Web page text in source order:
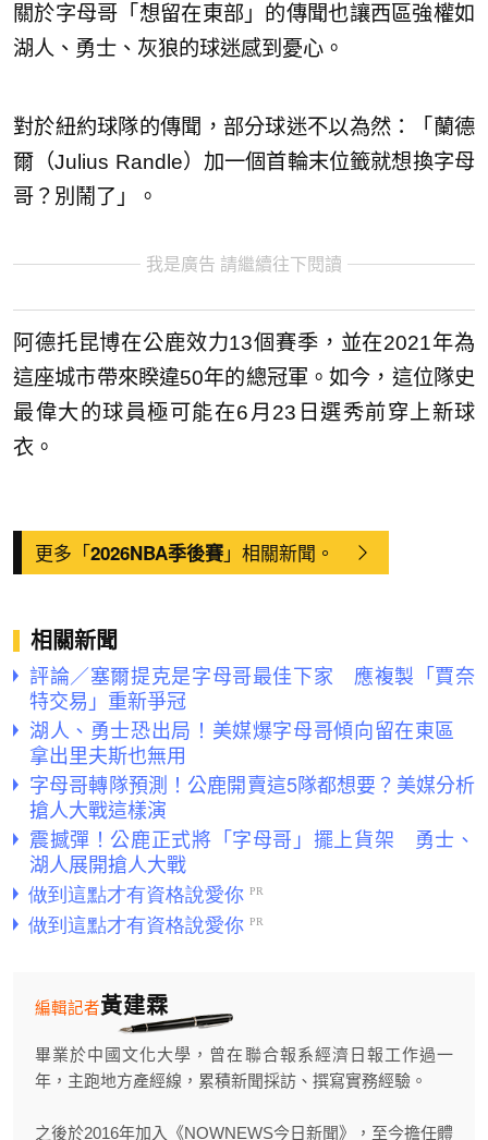
關於字母哥「想留在東部」的傳聞也讓西區強權如
湖人、勇士、灰狼的球迷感到憂心。
對於紐約球隊的傳聞，部分球迷不以為然：「蘭德
爾（Julius Randle）加一個首輪末位籤就想換字母
哥？別鬧了」。
我是廣告 請繼續往下閱讀
阿德托昆博在公鹿效力13個賽季，並在2021年為
這座城市帶來睽違50年的總冠軍。如今，這位隊史
最偉大的球員極可能在6月23日選秀前穿上新球
衣。
更多「2026NBA季後賽」相關新聞。
相關新聞
評論／塞爾提克是字母哥最佳下家 應複製「賈奈
特交易」重新爭冠
湖人、勇士恐出局！美媒爆字母哥傾向留在東區
拿出里夫斯也無用
字母哥轉隊預測！公鹿開賣這5隊都想要？美媒分析
搶人大戰這樣演
震撼彈！公鹿正式將「字母哥」擺上貨架 勇士、
湖人展開搶人大戰
黃建霖
編輯記者
畢業於中國文化大學，曾在聯合報系經濟日報工作過一
年，主跑地方產經線，累積新聞採訪、撰寫實務經驗。
之後於2016年加入《NOWNEWS今日新聞》，至今擔任體